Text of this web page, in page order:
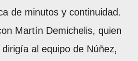
de minutos y continuidad.
Martín Demichelis, quien
al equipo de Núñez,